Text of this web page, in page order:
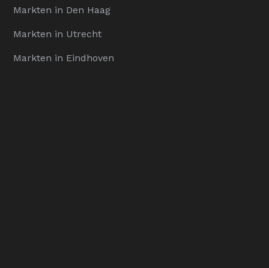
Markten in Den Haag
Markten in Utrecht
Markten in Eindhoven